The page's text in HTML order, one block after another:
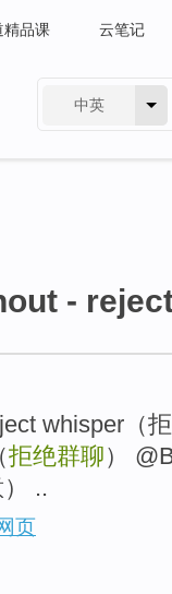
精品课 云笔记
中英
-
whisper（
拒绝群聊）
..
页